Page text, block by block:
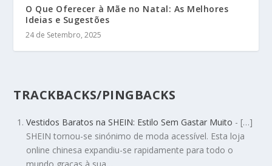
O Que Oferecer à Mãe no Natal: As Melhores
Ideias e Sugestões
24 de Setembro, 2025
TRACKBACKS/PINGBACKS
Vestidos Baratos na SHEIN: Estilo Sem Gastar Muito - […]
SHEIN tornou-se sinónimo de moda acessível. Esta loja
online chinesa expandiu-se rapidamente para todo o